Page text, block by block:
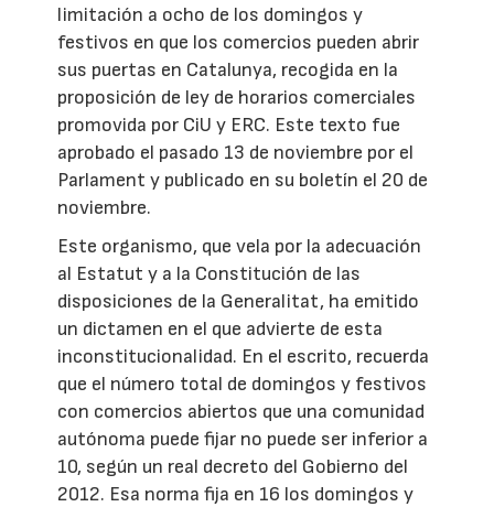
limitación a ocho de los domingos y
festivos en que los comercios pueden abrir
sus puertas en Catalunya, recogida en la
proposición de ley de horarios comerciales
promovida por CiU y ERC. Este texto fue
aprobado el pasado 13 de noviembre por el
Parlament y publicado en su boletín el 20 de
noviembre.
Este organismo, que vela por la adecuación
al Estatut y a la Constitución de las
disposiciones de la Generalitat, ha emitido
un dictamen en el que advierte de esta
inconstitucionalidad. En el escrito, recuerda
que el número total de domingos y festivos
con comercios abiertos que una comunidad
autónoma puede fijar no puede ser inferior a
10, según un real decreto del Gobierno del
2012. Esa norma fija en 16 los domingos y